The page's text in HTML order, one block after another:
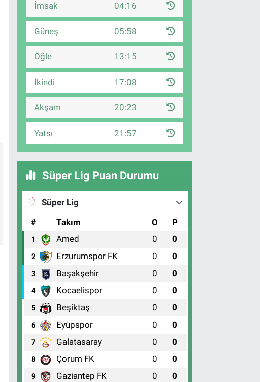
İmsak 04:16
Güneş 05:58
Öğle 13:15
İkindi 17:08
Akşam 20:23
Yatsı 21:57
Süper Lig Puan Durumu
Süper Lig
#
Takım O P
1 Amed 0 0
2 Erzurumspor FK 0 0
3 Başakşehir 0 0
4 Kocaelispor 0 0
5 Beşiktaş 0 0
6 Eyüpspor 0 0
7 Galatasaray 0 0
8 Çorum FK 0 0
9 Gaziantep FK 0 0